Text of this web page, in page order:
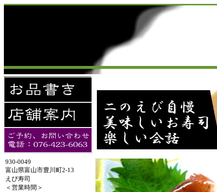
930-0049
富山県富山市豊川町2-13
えび寿司
＜営業時間＞